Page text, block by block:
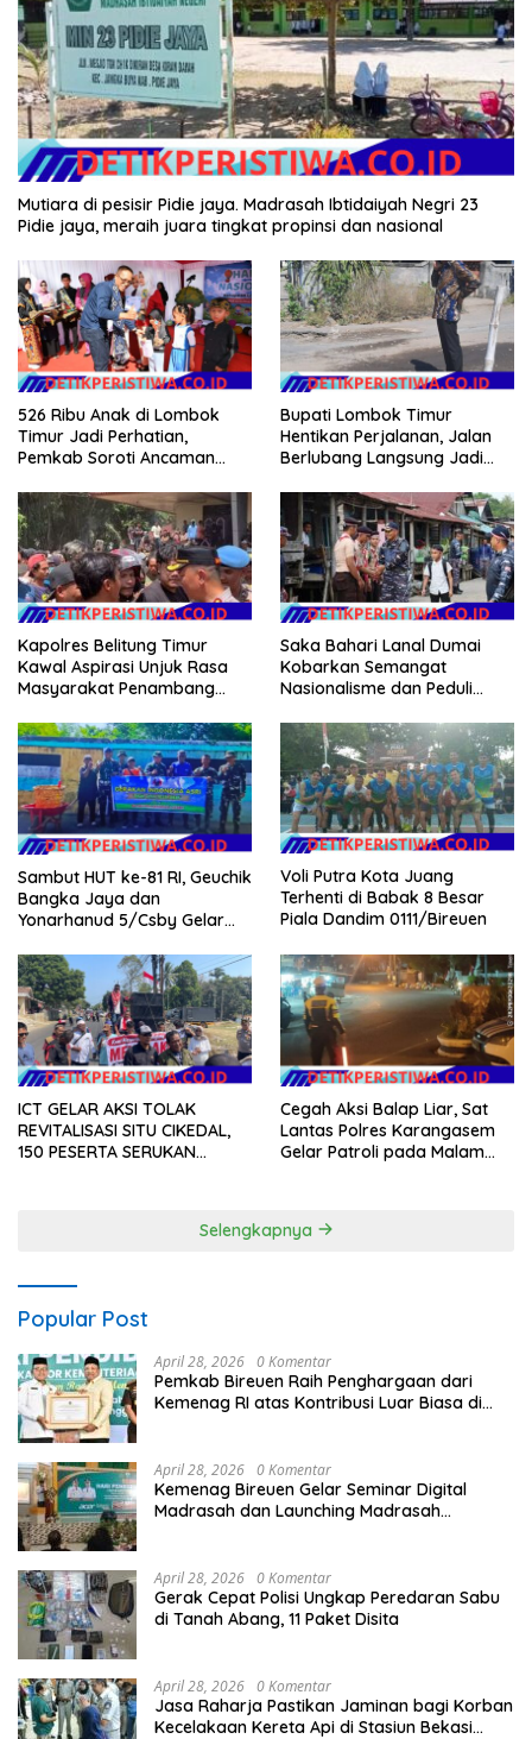
Mutiara di pesisir Pidie jaya. Madrasah Ibtidaiyah Negri 23
Pidie jaya, meraih juara tingkat propinsi dan nasional
526 Ribu Anak di Lombok
Timur Jadi Perhatian,
Pemkab Soroti Ancaman
Pernikahan Dini
Bupati Lombok Timur
Hentikan Perjalanan, Jalan
Berlubang Langsung Jadi
Kapolres Belitung Timur
Kawal Aspirasi Unjuk Rasa
Masyarakat Penambang
Kantor Operasional PT.Timah
Kecamatan Gantung.
Saka Bahari Lanal Dumai
Kobarkan Semangat
Nasionalisme dan Peduli
Sambut HUT ke-81 RI, Geuchik
Bangka Jaya dan
Yonarhanud 5/Csby Gelar
Gerakan Indonesia Asri
Voli Putra Kota Juang
Terhenti di Babak 8 Besar
Piala Dandim 0111/Bireuen
ICT GELAR AKSI TOLAK
REVITALISASI SITU CIKEDAL,
150 PESERTA SERUKAN
Cegah Aksi Balap Liar, Sat
Lantas Polres Karangasem
Gelar Patroli pada Malam
Selengkapnya
Popular Post
April 28, 2026 0 Komentar
Pemkab Bireuen Raih Penghargaan dari
Kemenag RI atas Kontribusi Luar Biasa di
April 28, 2026 0 Komentar
Kemenag Bireuen Gelar Seminar Digital
Madrasah dan Launching Madrasah
April 28, 2026 0 Komentar
Gerak Cepat Polisi Ungkap Peredaran Sabu
di Tanah Abang, 11 Paket Disita
April 28, 2026 0 Komentar
Jasa Raharja Pastikan Jaminan bagi Korban
Kecelakaan Kereta Api di Stasiun Bekasi